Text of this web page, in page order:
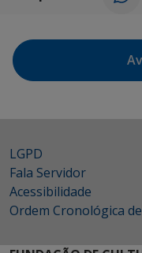
LGPD
Fala Servidor
Acessibilidade
Ordem Cronológica